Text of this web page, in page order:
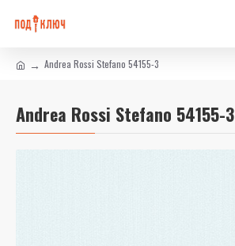
Andrea Rossi Stefano 54155-3
Andrea Rossi Stefano 54155-3